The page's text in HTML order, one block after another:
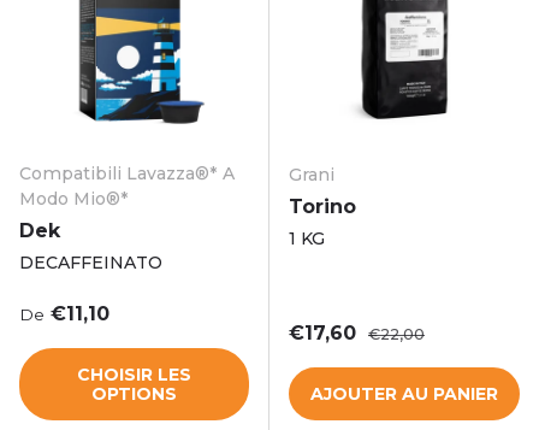
Compatibili Lavazza®* A
Modo Mio®*
Dek
DECAFFEINATO
Prix habituel
De €11,10
CHOISIR LES
OPTIONS
Grani
Torino
1 KG
Prix soldé
€17,60 Prix habituel
€22,00
AJOUTER AU PANIER